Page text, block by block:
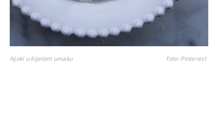
Njoki u bijelom umaku foto: Pinterest